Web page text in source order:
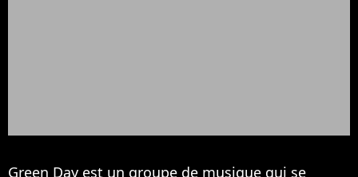
Green Day est un groupe de musique qui se